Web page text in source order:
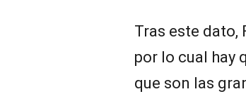
Tras este dato,
por lo cual hay
que son las